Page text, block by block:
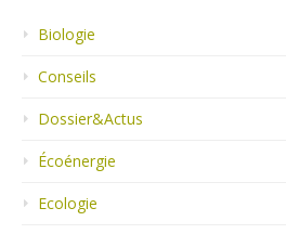
Biologie
Conseils
Dossier&Actus
Écoénergie
Ecologie